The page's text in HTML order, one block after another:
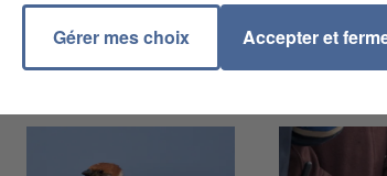
Gérer mes choix Accepter et